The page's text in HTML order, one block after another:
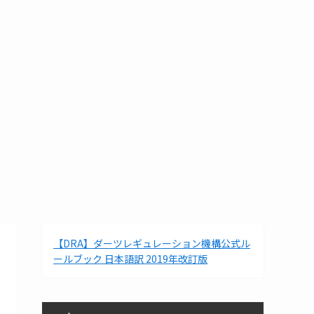
【DRA】ダーツレギュレーション機構公式ル
ールブック 日本語訳 2019年改訂版